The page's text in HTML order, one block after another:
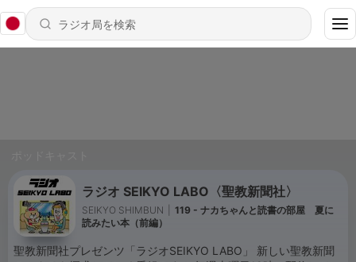
ラジオ SEIKYO LABO〈聖教新聞社〉
SEIKYO SHIMBUN
119 - ナカちゃんと読書の部屋 夏に
読みたい本（前編）
聖教新聞社プレゼンツ「ラジオSEIKYO LABO」 新しい聖教新聞